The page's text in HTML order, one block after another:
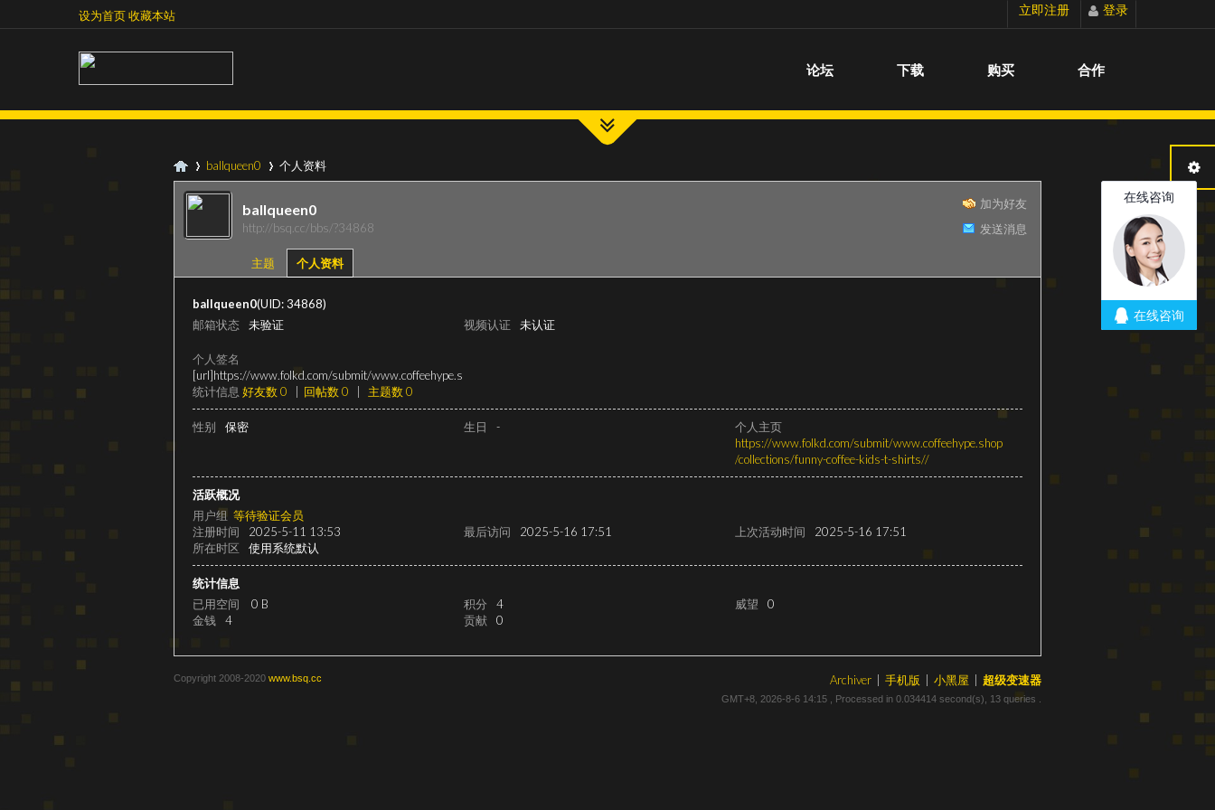
切换到宽版
设为首页收藏本站 立即注册 登录
论坛 下载 购买 合作
›
ballqueen0 个人资料
加为好友
发送消息
ballqueen0
http://bsq.cc/bbs/?34868
主题 个人资料
ballqueen0(UID: 34868)
邮箱状态
未验证 视频认证 未认证
个人签名
[url]https://www.folkd.com/submit/www.coffeehype.s
统计信息 好友数 0 回帖数 0 主题数 0
性别 保密 生日 -
个人主页
https://www.folkd.com/submit/www.coffeehype.shop
/collections/funny-coffee-kids-t-shirts//
活跃概况
用户组 等待验证会员
注册时间
2025-5-11 13:53 最后访问 2025-5-16 17:51 上次活动时间
2025-5-16 17:51
所在时区
使用系统默认
统计信息
已用空间
0 B 积分 4 威望
0
金钱
4 贡献 0
Archiver 手机版 小黑屋 超级变速器
GMT+8, 2026-8-6 14:15 , Processed in 0.034414 second(s), 13 queries .
Copyright 2008-2020 www.bsq.cc